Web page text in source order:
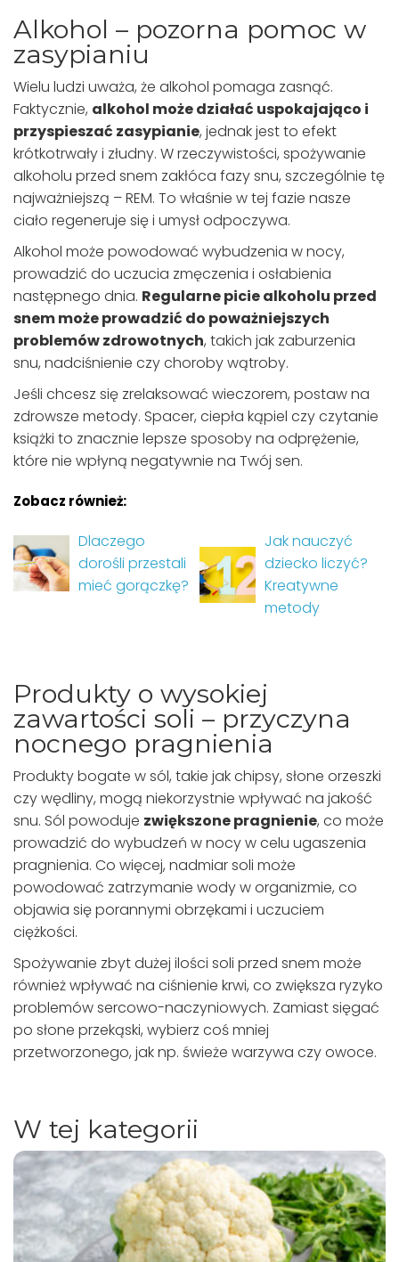
Alkohol – pozorna pomoc w
zasypianiu
Wielu ludzi uważa, że alkohol pomaga zasnąć.
Faktycznie, alkohol może działać uspokajająco i
przyspieszać zasypianie, jednak jest to efekt
krótkotrwały i złudny. W rzeczywistości, spożywanie
alkoholu przed snem zakłóca fazy snu, szczególnie tę
najważniejszą – REM. To właśnie w tej fazie nasze
ciało regeneruje się i umysł odpoczywa.
Alkohol może powodować wybudzenia w nocy,
prowadzić do uczucia zmęczenia i osłabienia
następnego dnia. Regularne picie alkoholu przed
snem może prowadzić do poważniejszych
problemów zdrowotnych, takich jak zaburzenia
snu, nadciśnienie czy choroby wątroby.
Jeśli chcesz się zrelaksować wieczorem, postaw na
zdrowsze metody. Spacer, ciepła kąpiel czy czytanie
książki to znacznie lepsze sposoby na odprężenie,
które nie wpłyną negatywnie na Twój sen.
Zobacz również:
Dlaczego
dorośli przestali
mieć gorączkę?
Jak nauczyć
dziecko liczyć?
Kreatywne
metody
Produkty o wysokiej
zawartości soli – przyczyna
nocnego pragnienia
Produkty bogate w sól, takie jak chipsy, słone orzeszki
czy wędliny, mogą niekorzystnie wpływać na jakość
snu. Sól powoduje zwiększone pragnienie, co może
prowadzić do wybudzeń w nocy w celu ugaszenia
pragnienia. Co więcej, nadmiar soli może
powodować zatrzymanie wody w organizmie, co
objawia się porannymi obrzękami i uczuciem
ciężkości.
Spożywanie zbyt dużej ilości soli przed snem może
również wpływać na ciśnienie krwi, co zwiększa ryzyko
problemów sercowo-naczyniowych. Zamiast sięgać
po słone przekąski, wybierz coś mniej
przetworzonego, jak np. świeże warzywa czy owoce.
W tej kategorii